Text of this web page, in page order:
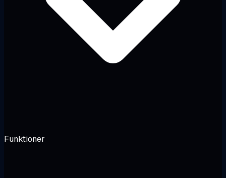
Funktioner